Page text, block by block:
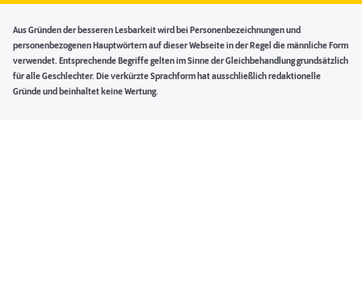
Aus Gründen der besseren Lesbarkeit wird bei Personenbezeichnungen und
personenbezogenen Hauptwörtern auf dieser Webseite in der Regel die männliche Form
verwendet. Entsprechende Begriffe gelten im Sinne der Gleichbehandlung grundsätzlich
für alle Geschlechter. Die verkürzte Sprachform hat ausschließlich redaktionelle
Gründe und beinhaltet keine Wertung.